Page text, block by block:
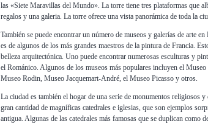
las «Siete Maravillas del Mundo». La torre tiene tres plataformas que
regalos y una galeria. La torre ofrece una vista panorámica de toda la
También se puede encontrar un número de museos y galerías de arte en
es de algunos de los más grandes maestros de la pintura de Francia.
belleza arquitectónica. Uno puede encontrar numerosas esculturas y
el Románico. Algunos de los museos más populares incluyen el
Museo Rodin, Museo Jacquemart-André, el Museo Picasso y otros.
La ciudad es también el hogar de una serie de monumentos religiosos
gran cantidad de magníficas catedrales e iglesias, que son ejemplos
antigua. Algunas de las catedrales más famosas que se duplican como